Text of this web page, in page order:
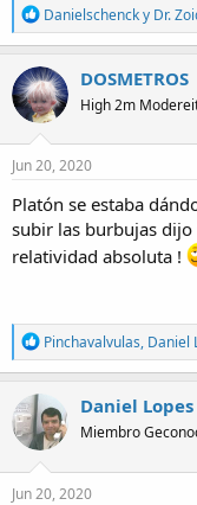
R
e
a
c
t
i
o
n
s
Danielschencky Dr.
DOSMETROS
High 2m
Jun 20, 2020
Platón se estaba
subir las burbujas
relatividad absoluta !
R
e
a
c
t
i
o
n
s
Pinchavalvulas, Daniel
Daniel Lopes
Miembro
Jun 20, 2020